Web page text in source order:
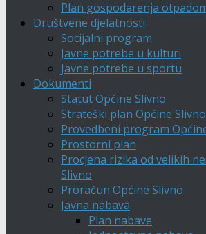
Plan gospodarenja
Društvene djelatnosti
Socijalni program
Javne potrebe u kulturi
Javne potrebe u sportu
Dokumenti
Statut Općine Slivno
Strateški plan Općine Slivno
Provedbeni program
Prostorni plan
Procjena rizika od velikih
Slivno
Proračun Općine Slivno
Javna nabava
Plan nabave